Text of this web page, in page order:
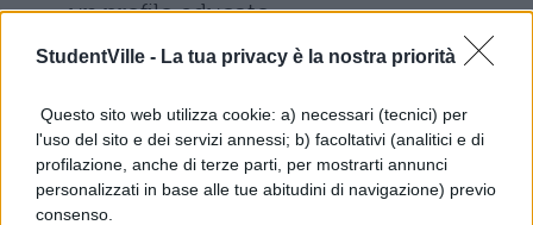
StudentVille - La tua privacy è la nostra priorità
Questo sito web utilizza cookie: a) necessari (tecnici) per
l'uso del sito e dei servizi annessi; b) facoltativi (analitici e di
profilazione, anche di terze parti, per mostrarti annunci
personalizzati in base alle tue abitudini di navigazione) previo
consenso.
un profilo educato.
Trovare lavoro sui social:
come riconoscere un’offerta
falsa
E’ molto importante che siate preparati